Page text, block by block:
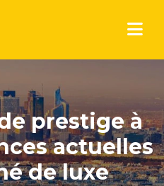
prestige à
actuelles
de luxe